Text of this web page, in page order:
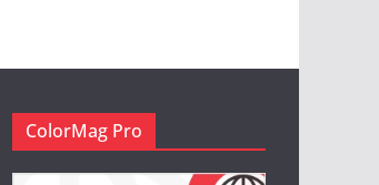
ColorMag Pro